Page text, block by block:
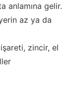
anlamına gelir.
az ya da
zincir, el